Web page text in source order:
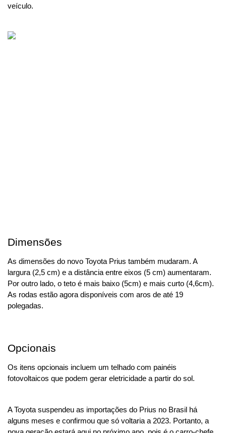
veículo.
Dimensões
As dimensões do novo Toyota Prius também mudaram. A
largura (2,5 cm) e a distância entre eixos (5 cm) aumentaram.
Por outro lado, o teto é mais baixo (5cm) e mais curto (4,6cm).
As rodas estão agora disponíveis com aros de até 19
polegadas.
Opcionais
Os itens opcionais incluem um telhado com painéis
fotovoltaicos que podem gerar eletricidade a partir do sol.
A Toyota suspendeu as importações do Prius no Brasil há
alguns meses e confirmou que só voltaria a 2023. Portanto, a